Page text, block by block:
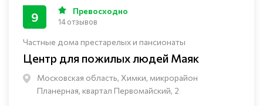
Частные дома престарелых и пансионаты
Центр для пожилых людей Маяк
Московская область, Химки, микрорайон
Планерная, квартал Первомайский, 2
9 Превосходно
14 отзывов